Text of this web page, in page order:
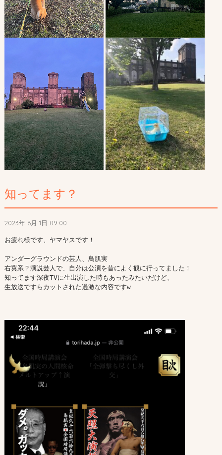
知ってます？
2023年 6月 1日 09:00
お疲れ様です、ヤマヤスです！
アンダーグラウンドの芸人、鳥肌実
右翼系？演説芸人で、自分は公演を昔によく観に行ってました！
知ってます深夜TVに生出演した時もあったみたいだけど、
生放送ですらカットされた過激な内容ですw